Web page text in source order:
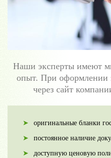
Наши эксперты имеют
опыт. При оформлении
через сайт
оригинальные бланки
постоянное наличие
доступную ценовую